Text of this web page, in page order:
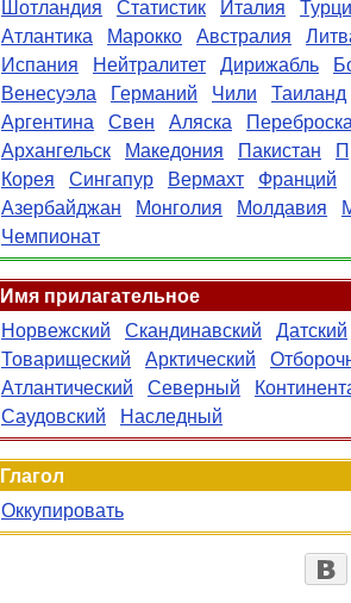
Шотландия
Статистик Италия
Атлантика
Марокко Австралия
Испания
Нейтралитет Дирижабль
Венесуэла
Германий Чили
Таиланд
Аргентина
Свен Аляска
Архангельск
Македония Пакистан
Корея
Сингапур Вермахт
Франций
Азербайджан
Монголия Молдавия
Чемпионат
Имя прилагательное
Норвежский
Скандинавский
Датский
Товарищеский
Арктический
Атлантический
Северный
Саудовский
Наследный
Глагол
Оккупировать